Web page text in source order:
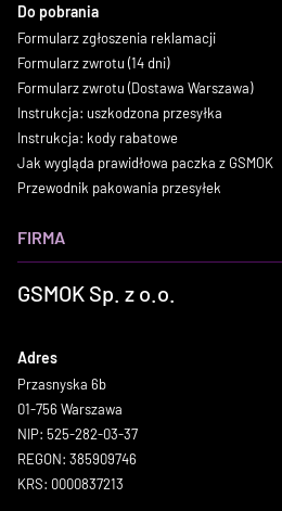
Do pobrania
Formularz zgłoszenia reklamacji
Formularz zwrotu (14 dni)
Formularz zwrotu (Dostawa Warszawa)
Instrukcja: uszkodzona przesyłka
Instrukcja: kody rabatowe
Jak wygląda prawidłowa paczka z GSMOK
Przewodnik pakowania przesyłek
FIRMA
GSMOK Sp. z o.o.
Adres
Przasnyska 6b
01-756 Warszawa
NIP: 525-282-03-37
REGON: 385909746
KRS: 0000837213